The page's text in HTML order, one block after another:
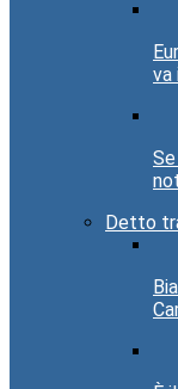
va
Detto